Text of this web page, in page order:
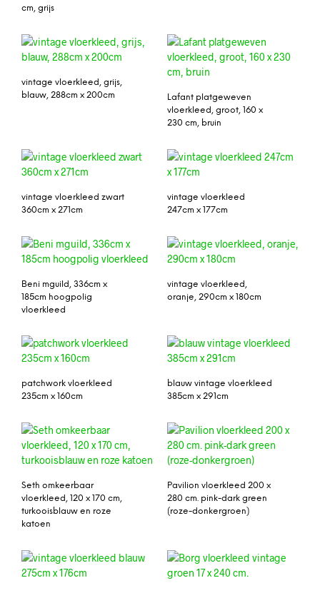
cm, grijs
vintage vloerkleed, grijs,
blauw, 288cm x 200cm
Lafant platgeweven
vloerkleed, groot, 160 x
230 cm, bruin
vintage vloerkleed zwart
360cm x 271cm
vintage vloerkleed
247cm x 177cm
Beni mguild, 336cm x
185cm hoogpolig
vloerkleed
vintage vloerkleed,
oranje, 290cm x 180cm
patchwork vloerkleed
235cm x 160cm
blauw vintage vloerkleed
385cm x 291cm
Seth omkeerbaar
vloerkleed, 120 x 170 cm,
turkooisblauw en roze
katoen
Pavilion vloerkleed 200 x
280 cm. pink-dark green
(roze-donkergroen)